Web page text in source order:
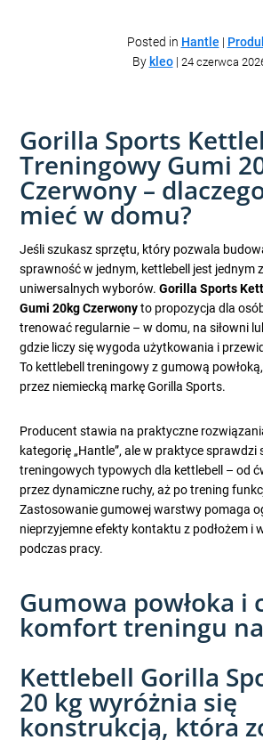
Posted in Hantle |
By kleo| 24 czerwca
Gorilla Sports
Treningowy Gumi
Czerwony –
mieć w domu?
Jeśli szukasz sprzętu, który pozwala
sprawność w jednym, kettlebell jest jednym
uniwersalnych wyborów.Gorilla Sports
Gumi 20kg Czerwonyto propozycja dla
trenować regularnie – w domu, na siłowni
gdzie liczy się wygoda użytkowania i
To kettlebell treningowy z gumową
przez niemiecką markę Gorilla Sports.
Producent stawia na praktyczne
kategorię „Hantle”, ale w praktyce sprawdzi
treningowych typowych dla kettlebell – od
przez dynamiczne ruchy, aż po trening
Zastosowanie gumowej warstwy pomaga
nieprzyjemne efekty kontaktu z podłożem i
podczas pracy.
Gumowa powłoka i
komfort treningu
Kettlebell Gorilla
20 kg wyróżnia się
konstrukcją, która